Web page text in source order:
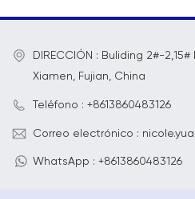
DIRECCIÓN : Buliding 2#-
Xiamen, Fujian, China
Teléfono : +8613860483126
Correo electrónico :
WhatsApp : +8613860483126